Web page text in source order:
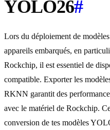
YOLO26#
Lors du déploiement de
appareils embarqués, en
Rockchip, il est essentiel de
compatible. Exporter les
RKNN garantit des
avec le matériel de Rockchip.
conversion de tes modèles